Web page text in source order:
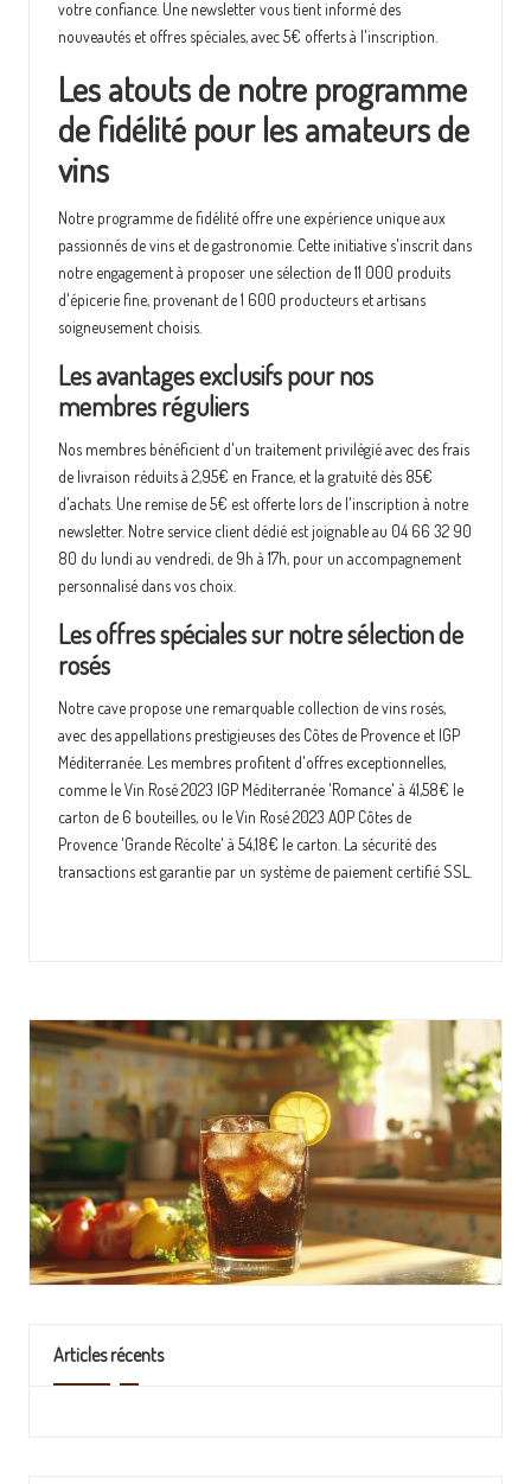
votre confiance. Une newsletter vous tient informé des
nouveautés et offres spéciales, avec 5€ offerts à l'inscription.
Les atouts de notre programme
de fidélité pour les amateurs de
vins
Notre programme de fidélité offre une expérience unique aux
passionnés de vins et de gastronomie. Cette initiative s'inscrit dans
notre engagement à proposer une sélection de 11 000 produits
d'épicerie fine, provenant de 1 600 producteurs et artisans
soigneusement choisis.
Les avantages exclusifs pour nos
membres réguliers
Nos membres bénéficient d'un traitement privilégié avec des frais
de livraison réduits à 2,95€ en France, et la gratuité dès 85€
d'achats. Une remise de 5€ est offerte lors de l'inscription à notre
newsletter. Notre service client dédié est joignable au 04 66 32 90
80 du lundi au vendredi, de 9h à 17h, pour un accompagnement
personnalisé dans vos choix.
Les offres spéciales sur notre sélection de
rosés
Notre cave propose une remarquable collection de vins rosés,
avec des appellations prestigieuses des Côtes de Provence et IGP
Méditerranée. Les membres profitent d'offres exceptionnelles,
comme le Vin Rosé 2023 IGP Méditerranée 'Romance' à 41,58€ le
carton de 6 bouteilles, ou le Vin Rosé 2023 AOP Côtes de
Provence 'Grande Récolte' à 54,18€ le carton. La sécurité des
transactions est garantie par un système de paiement certifié SSL.
Articles récents